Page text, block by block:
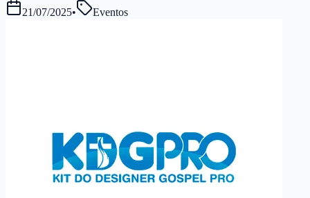
21/07/2025• Eventos